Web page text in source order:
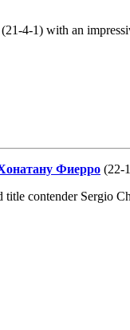
4-1) with an
Фиерро (22-
contender Sergio